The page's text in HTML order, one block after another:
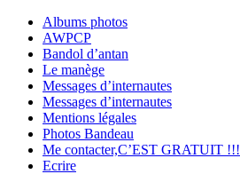
Albums photos
AWPCP
Bandol d’antan
Le manège
Messages d’internautes
Messages d’internautes
Mentions légales
Photos Bandeau
Me contacter,C’EST GRATUIT !!!
Ecrire